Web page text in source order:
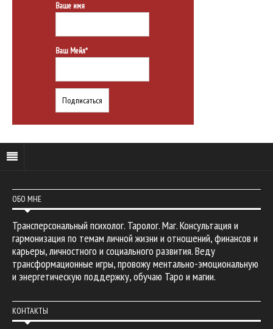
Ваше имя
Ваш Мейл*
ОБО МНЕ
Трансперсональный психолог. Таролог. Маг. Консультация и
гармонизация по темам личной жизни и отношений, финансов и
карьеры, личностного и социального развития. Веду
трансформационные игры, провожу ментально-эмоциональную
и энергетическую поддержку, обучаю Таро и магии.
КОНТАКТЫ